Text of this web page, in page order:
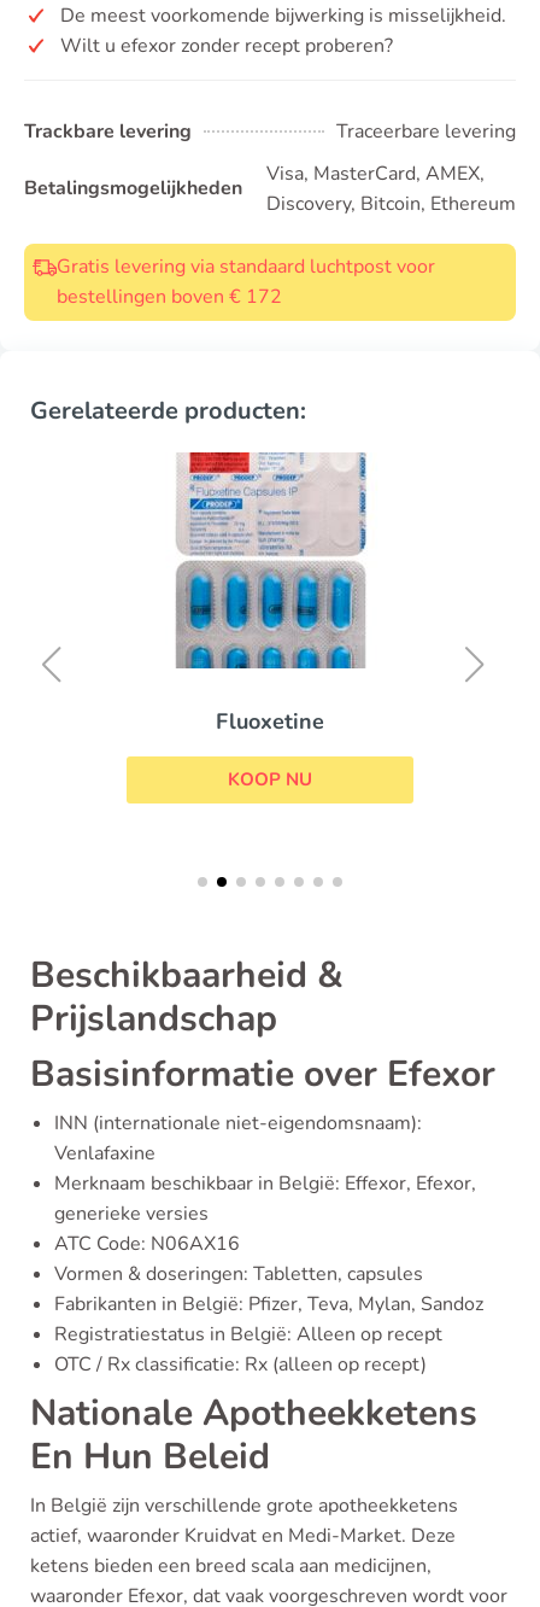
De meest voorkomende bijwerking is misselijkheid.
Wilt u efexor zonder recept proberen?
Trackbare levering Traceerbare levering
Betalingsmogelijkheden
Visa, MasterCard, AMEX,
Discovery, Bitcoin, Ethereum
Gratis levering via standaard luchtpost voor
bestellingen boven € 172
Gerelateerde producten:
Fluoxetine
KOOP NU
Beschikbaarheid &
Prijslandschap
Basisinformatie over Efexor
INN (internationale niet-eigendomsnaam):
Venlafaxine
Merknaam beschikbaar in België: Effexor, Efexor,
generieke versies
ATC Code: N06AX16
Vormen & doseringen: Tabletten, capsules
Fabrikanten in België: Pfizer, Teva, Mylan, Sandoz
Registratiestatus in België: Alleen op recept
OTC / Rx classificatie: Rx (alleen op recept)
Nationale Apotheekketens
En Hun Beleid
In België zijn verschillende grote apotheekketens
actief, waaronder Kruidvat en Medi-Market. Deze
ketens bieden een breed scala aan medicijnen,
waaronder Efexor, dat vaak voorgeschreven wordt voor